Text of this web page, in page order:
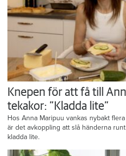
Knepen för att få till
tekakor: ”Kladda lite”
Hos Anna Maripuu vankas nybakt
är det avkoppling att slå händerna
kladda lite.